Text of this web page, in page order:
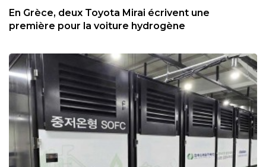
En Grèce, deux Toyota Mirai écrivent une
première pour la voiture hydrogène